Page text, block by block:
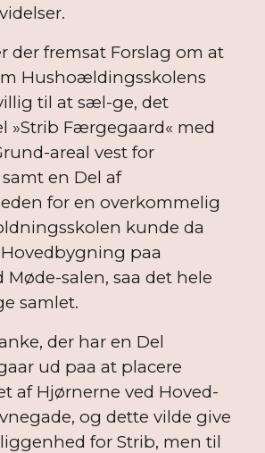
der fremsat Forslag om at
Hushoældingsskolens
til at sæl-ge, det
»Strib Færgegaard« med
areal vest for
en Del af
for en overkommelig
kunde da
paa
Møde-salen, saa det hele
samlet.
der har en Del
ud paa at placere
af Hjørnerne ved Hoved-
og dette vilde give
for Strib, men til